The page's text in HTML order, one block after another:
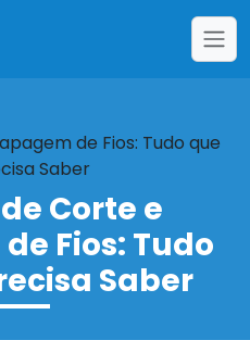
de Fios: Tudo que
Saber
Corte e
Fios: Tudo
Saber